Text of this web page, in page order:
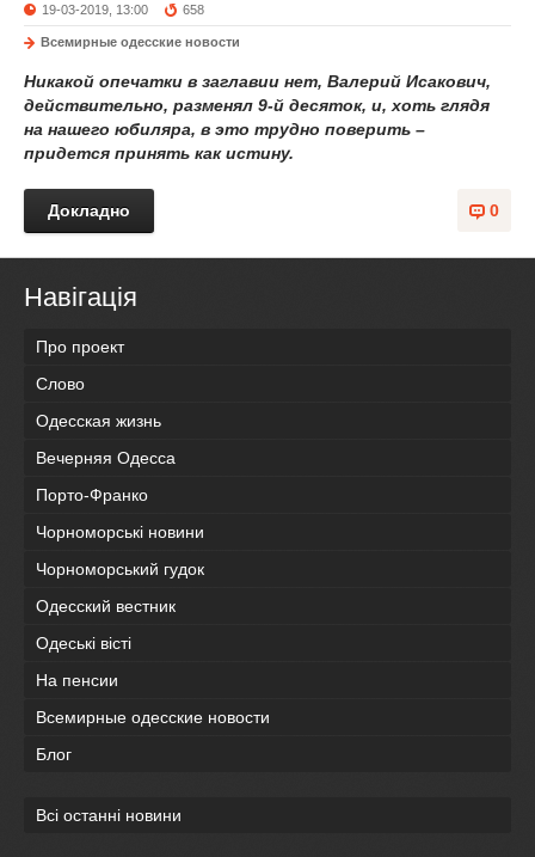
19-03-2019, 13:00 658
Всемирные одесские новости
Никакой опечатки в заглавии нет, Валерий Исакович,
действительно, разменял 9-й десяток, и, хоть глядя
на нашего юбиляра, в это трудно поверить –
придется принять как истину.
0
Докладно
Навігація
Про проект
Слово
Одесская жизнь
Вечерняя Одесса
Порто-Франко
Чорноморські новини
Чорноморський гудок
Одесский вестник
Одеськi вiстi
На пенсии
Всемирные одесские новости
Блог
Всі останні новини